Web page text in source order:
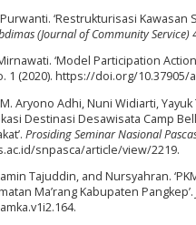
‘Restrukturisasi
(Journal of Community Service)
‘Model Participation
1 (2020). https://doi.org/10.37905/
Aryono Adhi, Nuni Widiarti,
Destinasi Desawisata Camp
Prosiding Seminar Nasional
snpasca/article/view/2219.
Tajuddin, and Nursyahran.
Ma’rang Kabupaten Pangkep’.